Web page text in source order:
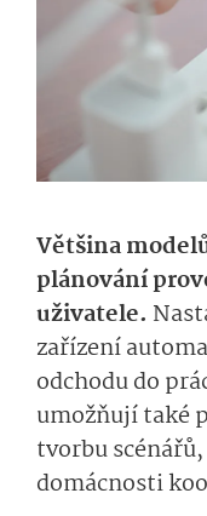
Většina
plánování
uživatele.
zařízení
odchodu do
umožňují také
tvorbu
domácnosti